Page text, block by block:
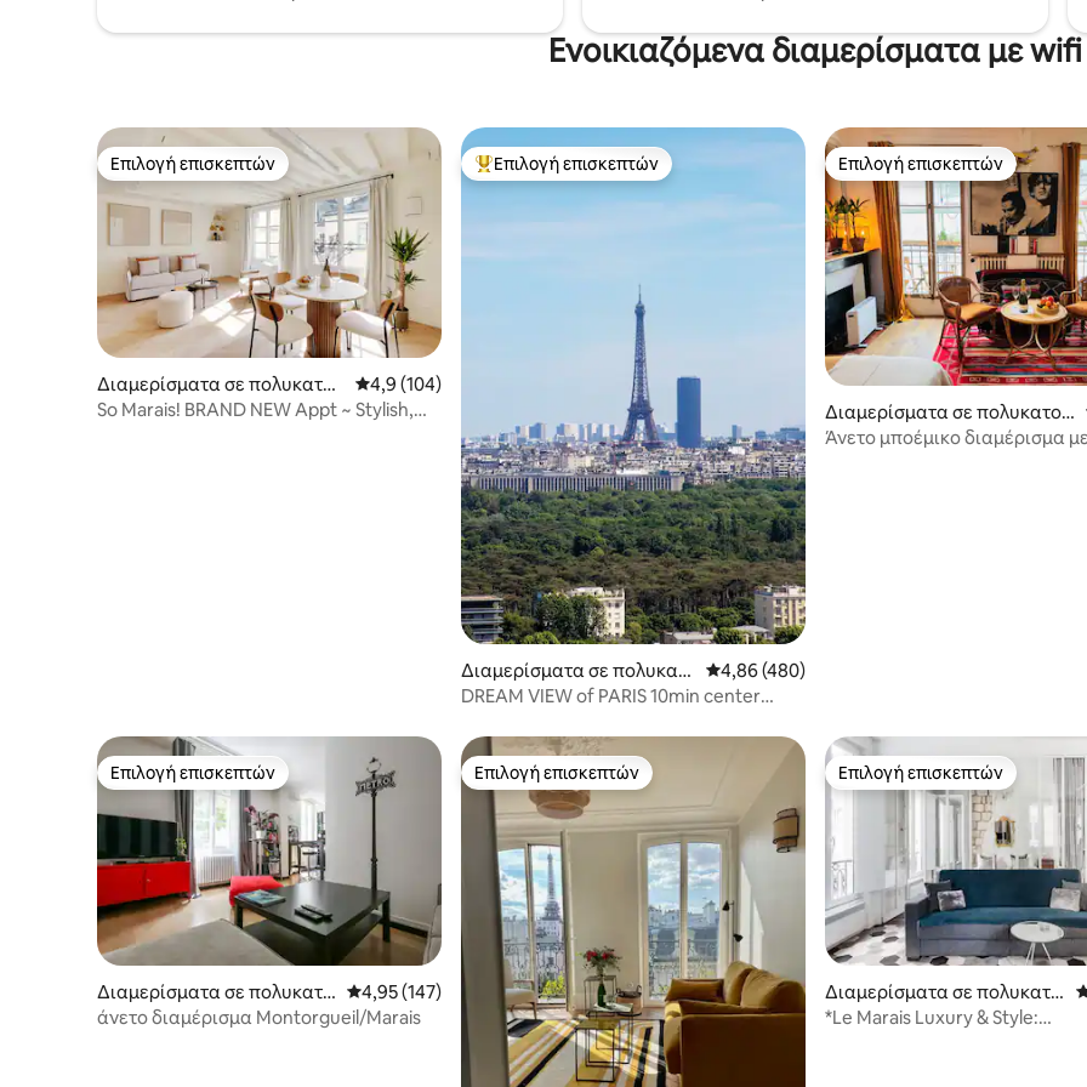
Ενοικιαζόμενα διαμερίσματα με wifi
Επιλογή επισκεπτών
Επιλογή επισκεπτών
Διαμερίσματα σε πολυκατοι
κία
Μέση βαθμολογία: 4,9 στα 5, 104 κριτικές
4,9 (104)
So Marais! BRAND NEW Appt ~ Stylish,
Κορυφαία επιλογή επισκεπτών
Επιλογή επισκεπτών
Διαμερίσματα σε πολυκατ
οικία στην πόλη Suresnes
Μέση βαθμολογία: 4,86 στα 5, 480 κριτικές
4,86 (480)
DREAM VIEW of PARIS 10min center
Επιλογή επισκεπτών
Επιλογή επισκεπτών
Διαμερίσματα σε πολυκατοι
κία
Άνετο μποέμικο διαμέρισμα με
Επιλογή επισκεπτών
Επιλογή επισκεπτών
Διαμερίσματα σε πολυκατο
ικία
Μέση βαθμολογία: 4,95 στα 5, 147 κριτικές
4,95 (147)
άνετο διαμέρισμα Montorgueil/Marais
Επιλογή επισκεπτών
Επιλογή επισκεπτών Επιλογή επισκεπτών
Επιλογή επισκεπτών
Διαμερίσματα σε πολυκατο
ικία
*Le Marais Luxury & Style: